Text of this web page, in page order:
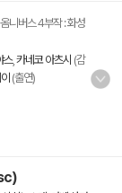
니버스 4부작 : 화성
스, 카네코 아츠시 (감
(출연)